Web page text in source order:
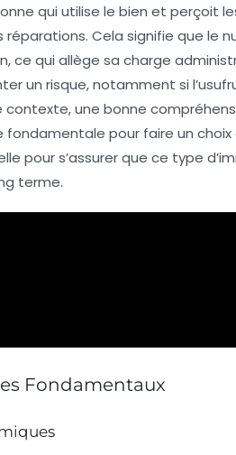
qui utilise le bien et perçoit
Cela signifie que le
ce qui allège sa charge
un risque, notamment si
contexte, une bonne
pour faire un choix
pour s’assurer que ce type
terme.
Fondamentaux